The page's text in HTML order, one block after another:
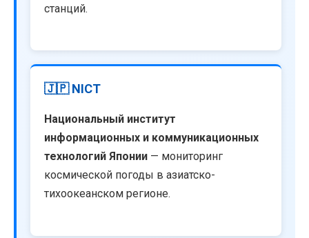
станций.
🇯🇵 NICT
Национальный институт
информационных и коммуникационных
технологий Японии — мониторинг
космической погоды в азиатско-
тихоокеанском регионе.